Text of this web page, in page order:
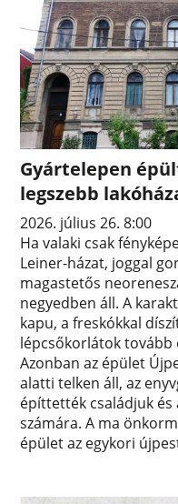
Gyártelepen
legszebb
2026. július 26. 8:00
Ha valaki csak
Leiner-házat, joggal
magastetős
negyedben áll. A
kapu, a freskókkal
lépcsőkorlátok tovább
Azonban az épület
alatti telken áll, az
építtették családjuk és
számára. A ma
épület az egykori